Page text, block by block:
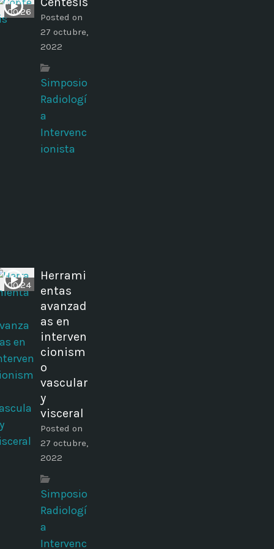
00:26
Posted on
27 octubre,
2022
Simposio
Radiologí
a
Intervenc
ionista
00:24
Herrami
entas
avanzad
as en
interven
cionism
o
vascular
y
visceral
Posted on
27 octubre,
2022
Simposio
Radiologí
a
Intervenc